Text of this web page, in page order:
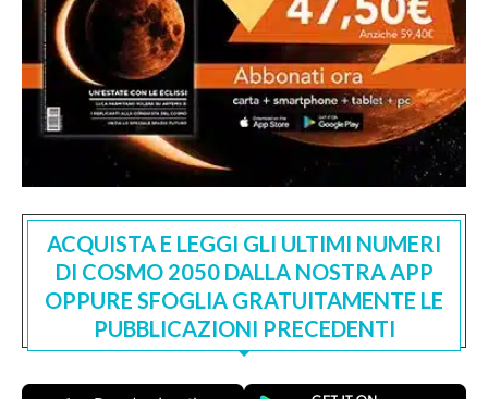
ACQUISTA E LEGGI GLI ULTIMI NUMERI
DI COSMO 2050 DALLA NOSTRA APP
OPPURE SFOGLIA GRATUITAMENTE LE
PUBBLICAZIONI PRECEDENTI